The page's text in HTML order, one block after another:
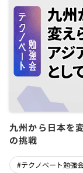
九州から日本を
の挑戦
#テクノベート勉強